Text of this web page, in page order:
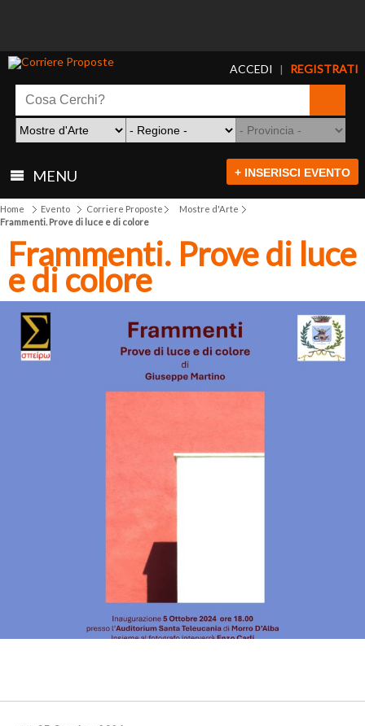
ACCEDI | REGISTRATI
MENU + INSERISCI EVENTO
Home Evento Corriere Proposte
Mostre d'Arte
Frammenti. Prove di luce e di colore
Frammenti. Prove di luce
e di colore